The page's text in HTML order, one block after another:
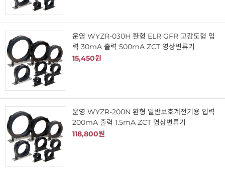
운영 WYZR-030H 환형 ELR GFR 고감도형 입
력 30mA 출력 500mA ZCT 영상변류기
15,450원
운영 WYZR-200N 환형 일반보호계전기용 입력
200mA 출력 1.5mA ZCT 영상변류기
118,800원